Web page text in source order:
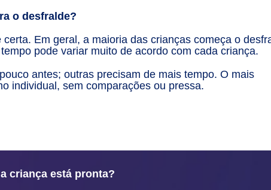
o desfralde?
Em geral, a maioria das crianças começa o
pode variar muito de acordo com cada criança.
antes; outras precisam de mais tempo. O mais
individual, sem comparações ou pressa.
criança está pronta?